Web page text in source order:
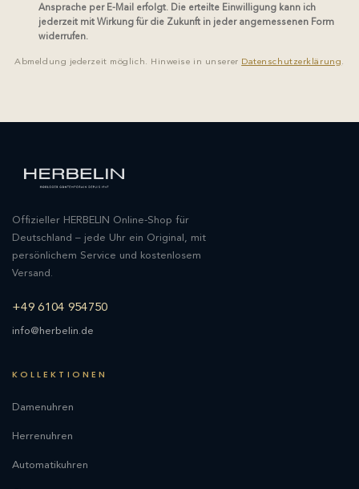
Ansprache per E-Mail erfolgt. Die erteilte Einwilligung kann ich
jederzeit mit Wirkung für die Zukunft in jeder angemessenen Form
widerrufen.
Abmeldung jederzeit möglich. Hinweise in unserer Datenschutzerklärung.
Offizieller HERBELIN Online-Shop für
Deutschland – jede Uhr ein Original, mit
persönlichem Service und kostenlosem
Versand.
+49 6104 954750
info@herbelin.de
KOLLEKTIONEN
Damenuhren
Herrenuhren
Automatikuhren